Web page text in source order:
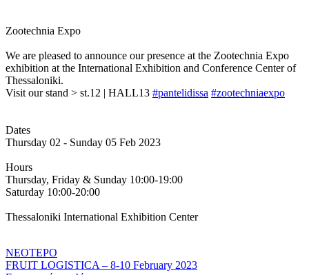
Zootechnia Expo
We are pleased to announce our presence at the Zootechnia Expo
exhibition at the International Exhibition and Conference Center of
Thessaloniki.
Visit our stand > st.12 | HALL13 #pantelidissa #zootechniaexpo
Dates
Thursday 02 - Sunday 05 Feb 2023
Hours
Thursday, Friday & Sunday 10:00-19:00
Saturday 10:00-20:00
Thessaloniki International Exhibition Center
ΝΕΟΤΕΡΟ
FRUIT LOGISTICA – 8-10 February 2023